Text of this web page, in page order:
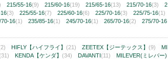
215/55-16(9) 215/60-16(19) 215/65-16(13) 215/70-16(3)
2
(3) 225/55-16(7) 225/60-16(6) 225/70-16(3) 225/75-16(1)
70-16(1) 235/85-16(1) 245/70-16(1) 265/70-16(2)
275/70-16
HIFLY【ハイフライ】 (21) ZEETEX【ジーテックス】 (9)
MI
(31) KENDA【ケンダ】 (34) DAVANTI(11)
MILEVER(ミレバー)